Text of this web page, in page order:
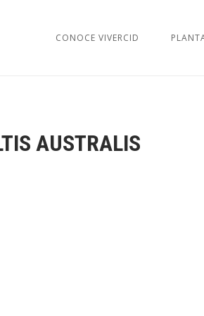
CONOCE VIVERCID
AUSTRALIS